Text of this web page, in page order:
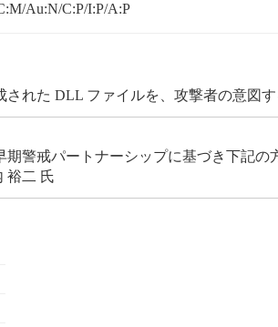
Au:N/C:P/I:P/A:P
れた DLL ファイルを、攻撃者の意図
警戒パートナーシップに基づき下記
裕二 氏